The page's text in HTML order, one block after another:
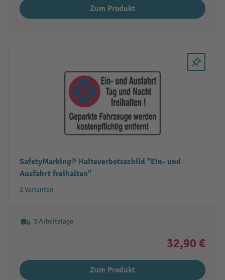
Zum Produkt
SafetyMarking® Halteverbotsschild "Ein- und
Ausfahrt freihalten"
2 Varianten
3 Arbeitstage
32,90 €
Zum Produkt